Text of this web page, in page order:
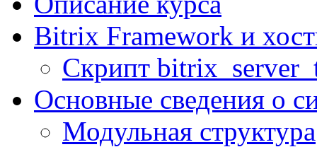
Bitrix Framework и
Скрипт
Основные сведения о
Модульная структура